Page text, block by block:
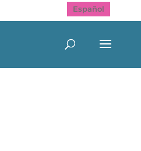
Español